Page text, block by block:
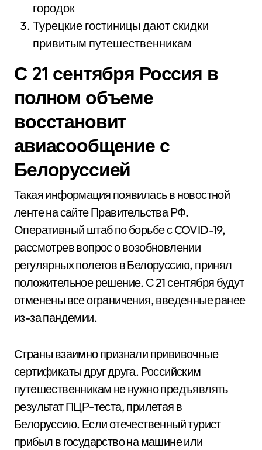
городок
Турецкие гостиницы дают скидки
привитым путешественникам
С 21 сентября Россия в
полном объеме
восстановит
авиасообщение с
Белоруссией
Такая информация появилась в новостной
ленте на сайте Правительства РФ.
Оперативный штаб по борьбе с COVID-19,
рассмотрев вопрос о возобновлении
регулярных полетов в Белоруссию, принял
положительное решение. С 21 сентября будут
отменены все ограничения, введенные ранее
из-за пандемии.
Страны взаимно признали прививочные
сертификаты друг друга. Российским
путешественникам не нужно предъявлять
результат ПЦР-теста, прилетая в
Белоруссию. Если отечественный турист
прибыл в государство на машине или